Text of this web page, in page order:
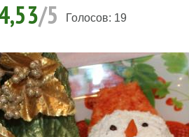
/5 Голосов: 19